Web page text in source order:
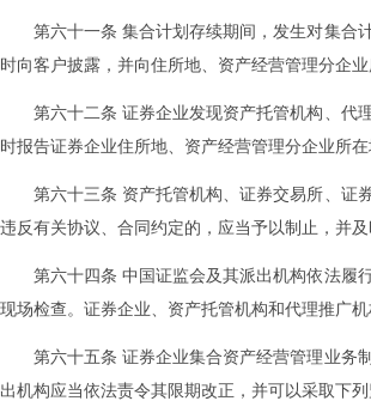
第六十一条 集合计划存续期间，发生对集合
时向客户披露，并向住所地、资产经营管理分企
第六十二条 证券企业发现资产托管机构、代
时报告证券企业住所地、资产经营管理分企业所
第六十三条 资产托管机构、证券交易所、证
违反有关协议、合同约定的，应当予以制止，并
第六十四条 中国证监会及其派出机构依法履
现场检查。证券企业、资产托管机构和代理推广机
第六十五条 证券企业集合资产经营管理业务
出机构应当依法责令其限期改正，并可以采取下列